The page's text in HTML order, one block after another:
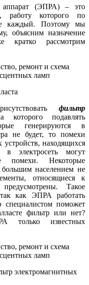
аппарат (ЭПРА) – это
работу которого по
каждый. Поэтому мы
объясним назначение
рассмотрим
фильтр
которого подавлять
генерируются в
не будет, то помехи
находящихся
электросеть могут
помехи. Некоторые
населением не
относящиеся к
Такое
так как ЭПРА работать
специалистом поможет
фильтр или нет?
только известных
электромагнитных